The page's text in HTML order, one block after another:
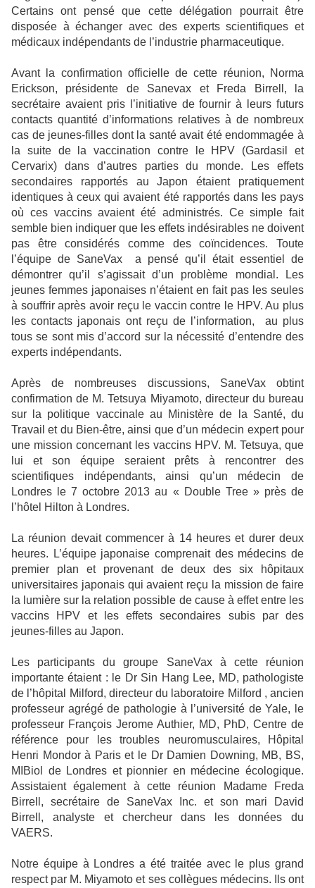
Certains ont pensé que cette délégation pourrait être
disposée à échanger avec des experts scientifiques et
médicaux indépendants de l’industrie pharmaceutique.
Avant la confirmation officielle de cette réunion, Norma
Erickson, présidente de Sanevax et Freda Birrell, la
secrétaire avaient pris l’initiative de fournir à leurs futurs
contacts quantité d’informations relatives à de nombreux
cas de jeunes-filles dont la santé avait été endommagée à
la suite de la vaccination contre le HPV (Gardasil et
Cervarix) dans d’autres parties du monde. Les effets
secondaires rapportés au Japon étaient pratiquement
identiques à ceux qui avaient été rapportés dans les pays
où ces vaccins avaient été administrés. Ce simple fait
semble bien indiquer que les effets indésirables ne doivent
pas être considérés comme des coïncidences. Toute
l’équipe de SaneVax
a pensé qu’il était essentiel de
démontrer qu’il s’agissait d’un problème mondial. Les
jeunes femmes japonaises n’étaient en fait pas les seules
à souffrir après avoir reçu le vaccin contre le HPV. Au plus
les contacts japonais ont reçu de l’information,
au plus
tous se sont mis d’accord sur la nécessité d’entendre des
experts indépendants.
Après de nombreuses discussions, SaneVax obtint
confirmation de M. Tetsuya Miyamoto, directeur du bureau
sur la politique vaccinale au Ministère de la Santé, du
Travail et du Bien-être, ainsi que d’un médecin expert pour
une mission concernant les vaccins HPV. M. Tetsuya, que
lui et son équipe seraient prêts à rencontrer des
scientifiques indépendants, ainsi qu’un médecin de
Londres le 7 octobre 2013 au « Double Tree » près de
l’hôtel Hilton à Londres.
La réunion devait commencer à 14 heures et durer deux
heures. L’équipe japonaise comprenait des médecins de
premier plan et provenant de deux des six hôpitaux
universitaires japonais qui avaient reçu la mission de faire
la lumière sur la relation possible de cause à effet entre les
vaccins HPV et les effets secondaires subis par des
jeunes-filles au Japon.
Les participants du groupe SaneVax à cette réunion
importante étaient : le Dr Sin Hang Lee, MD, pathologiste
de l’hôpital Milford, directeur du laboratoire Milford , ancien
professeur agrégé de pathologie à l’université de Yale, le
professeur François Jerome Authier, MD, PhD, Centre de
référence pour les troubles neuromusculaires, Hôpital
Henri Mondor à Paris et le Dr Damien Downing, MB, BS,
MIBiol de Londres et pionnier en médecine écologique.
Assistaient également à cette réunion Madame Freda
Birrell, secrétaire de SaneVax Inc. et son mari David
Birrell, analyste et chercheur dans les données du
VAERS.
Notre équipe à Londres a été traitée avec le plus grand
respect par M. Miyamoto et ses collègues médecins. Ils ont